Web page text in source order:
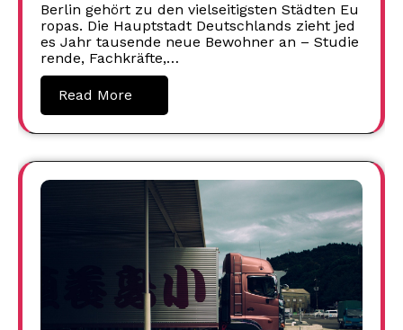
Berlin gehört zu den vielseitigsten Städten Eu
ropas. Die Hauptstadt Deutschlands zieht jed
es Jahr tausende neue Bewohner an – Studie
rende, Fachkräfte,…
Read More